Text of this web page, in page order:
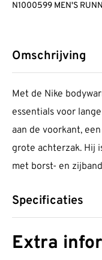
N1000599 MEN'S
Omschrijving
Met de Nike
essentials voor
aan de voorkant,
grote achterzak. Hij
met borst- en
Specificaties
Extra